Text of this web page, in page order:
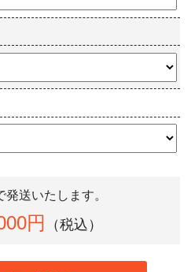
送いたします。
円 （税込）